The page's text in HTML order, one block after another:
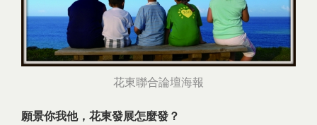
花東聯合論壇海報
願景你我他，花東發展怎麼發？